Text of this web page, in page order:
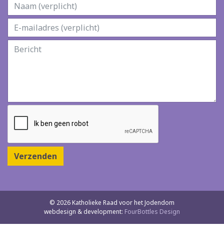
Verzenden
© 2026 Katholieke Raad voor het Jodendom
webdesign & development: FourBottles Design